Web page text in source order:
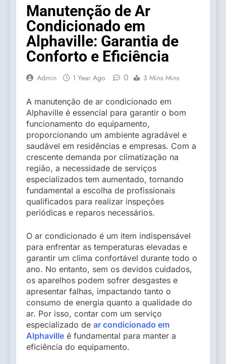
Manutenção de Ar
Condicionado em
Alphaville: Garantia de
Conforto e Eficiência
Admin 1 Year Ago 0 3 Mins Mins
A manutenção de ar condicionado em
Alphaville é essencial para garantir o bom
funcionamento do equipamento,
proporcionando um ambiente agradável e
saudável em residências e empresas. Com a
crescente demanda por climatização na
região, a necessidade de serviços
especializados tem aumentado, tornando
fundamental a escolha de profissionais
qualificados para realizar inspeções
periódicas e reparos necessários.
O ar condicionado é um item indispensável
para enfrentar as temperaturas elevadas e
garantir um clima confortável durante todo o
ano. No entanto, sem os devidos cuidados,
os aparelhos podem sofrer desgastes e
apresentar falhas, impactando tanto o
consumo de energia quanto a qualidade do
ar. Por isso, contar com um serviço
especializado de ar condicionado em
Alphaville é fundamental para manter a
eficiência do equipamento.